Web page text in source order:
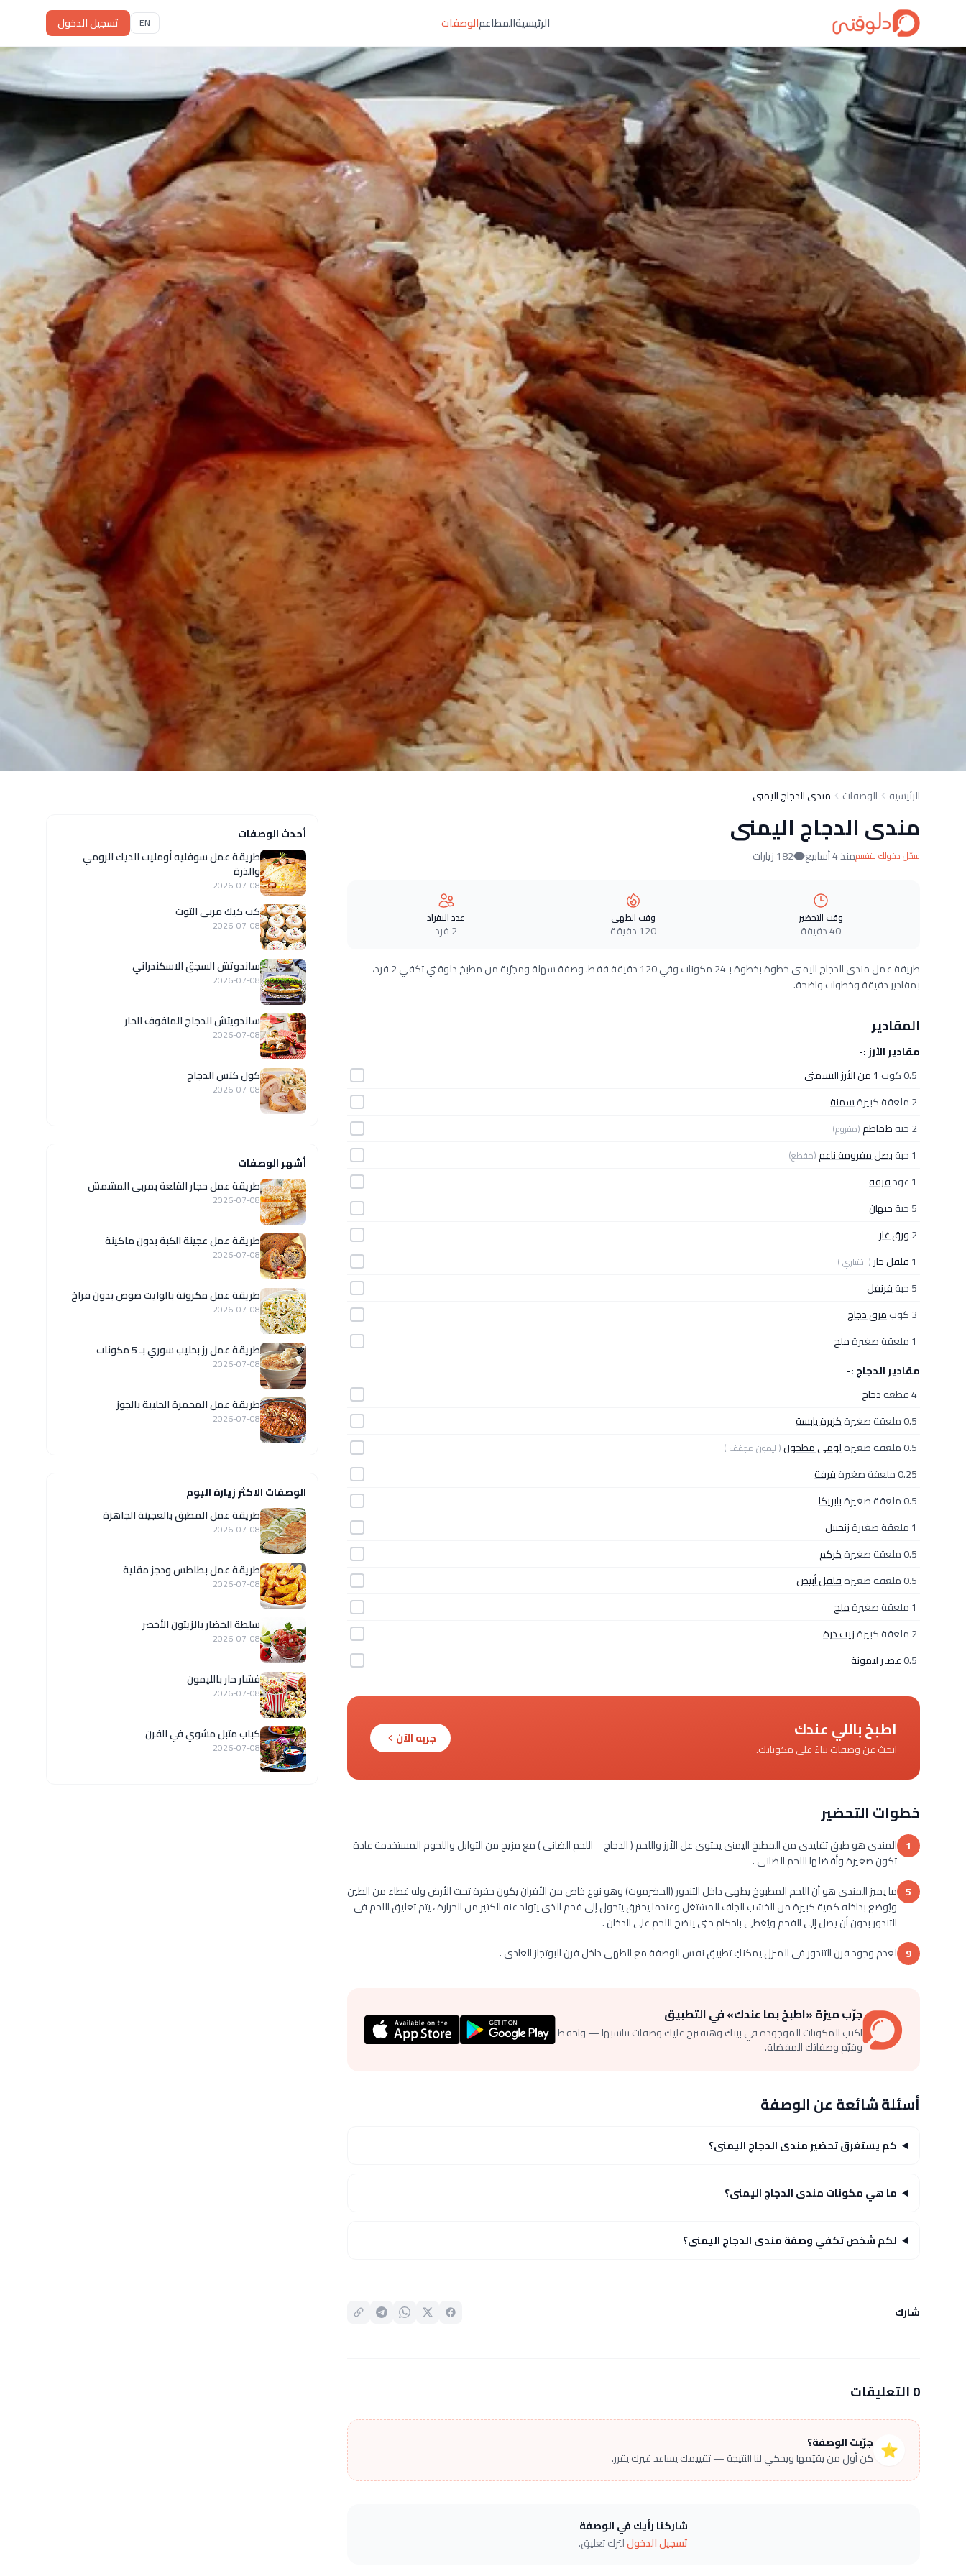
الرئيسيةالمطاعمالوصفات EN تسجيل الدخول
الرئيسية الوصفات مندى الدجاج اليمنى
مندى الدجاج اليمنى
سجّل دخولك للتقييممنذ 4 أسابيع 182 زيارات
وقت التحضير
40 دقيقة
وقت الطهي
120 دقيقة
عدد الافراد
2 فرد
طريقة عمل مندى الدجاج اليمنى خطوة بخطوة بـ24 مكونات وفي 120 دقيقة فقط. وصفة سهلة ومجرّبة من مطبخ دلوقتي تكفي 2 فرد،
بمقادير دقيقة وخطوات واضحة.
المقادير
مقادير الأرز :-
0.5 كوب
1 من الأرز البسمتى
2 ملعقة كبيرة
سمنة
2 حبة
طماطم(مفروم)
1 حبة بصل مفرومة ناعم(مقطع)
1 عود
قرفة
5 حبة
حبهان
2ورق غار
1فلفل حار ( اختياري )
5 حبة
قرنفل
3 كوب
مرق دجاج
1 ملعقة صغيرة
ملح
مقادير الدجاج :-
4 قطعة
دجاج
0.5 ملعقة صغيرة
كزبرة يابسة
0.5 ملعقة صغيرة
لومى مطحون( ليمون مجفف )
0.25 ملعقة صغيرة
قرفة
0.5 ملعقة صغيرة
بابريكا
1 ملعقة صغيرة
زنجبيل
0.5 ملعقة صغيرة
كركم
0.5 ملعقة صغيرة
فلفل أبيض
1 ملعقة صغيرة
ملح
2 ملعقة كبيرة
زيت ذرة
0.5عصير ليمونة
اطبخ باللي عندك
ابحث عن وصفات بناءً على مكوناتك.
جربه الآن
خطوات التحضير
1 المندى هو طبق تقليدى من المطبخ اليمنى يحتوى عل الأرز واللحم ( الدجاج – اللحم الضانى ) مع مزيج من التوابل واللحوم المستخدمة عادة
تكون صغيرة وأفضلها اللحم الضانى .
5 ما يميز المندى هو أن اللحم المطبوخ يطهى داخل التندور (الحضرموت) وهو نوع خاص من الأفران يكون حفرة تحت الأرض وله غطاء من الطين
ويُوضع بداخله كمية كبيرة من الخشب الجاف المشتغل وعندما يحترق يتحول إلى فحم الذى يتولد عنه الكثير من الحرارة ، يتم تعليق اللحم فى
التندور بدون أن يصل إلى الفحم ويُغطى باحكام حتى ينضج اللحم على الدخان .
9 لعدم وجود فرن التندور فى المنزل يمكنكِ تطبيق نفس الوصفة مع الطهى داخل فرن البوتجاز العادى .
جرّب ميزة «اطبخ بما عندك» في التطبيق
اكتب المكونات الموجودة في بيتك وهنقترح عليك وصفات تناسبها — واحفظ
وقيّم وصفاتك المفضلة.
أسئلة شائعة عن الوصفة
كم يستغرق تحضير مندى الدجاج اليمنى؟
ما هي مكونات مندى الدجاج اليمنى؟
لكم شخص تكفي وصفة مندى الدجاج اليمنى؟
شارك
0 التعليقات
⭐ جرّبت الوصفة؟
كن أول من يقيّمها ويحكي لنا النتيجة — تقييمك يساعد غيرك يقرر.
شاركنا رأيك في الوصفة
تسجيل الدخوللترك تعليق.
أحدث الوصفات
طريقة عمل سوفليه أومليت الديك الرومي
والذرة
2026-07-08
كب كيك مربى التوت
2026-07-08
ساندوتش السجق الاسكندراني
2026-07-08
ساندويتش الدجاج الملفوف الحار
2026-07-08
كول كتس الدجاج
2026-07-08
أشهر الوصفات
طريقة عمل حجار القلعة بمربى المشمش
2026-07-08
طريقة عمل عجينة الكبة بدون ماكينة
2026-07-08
طريقة عمل مكرونة بالوايت صوص بدون فراخ
2026-07-08
طريقة عمل رز بحليب سوري بـ 5 مكونات
2026-07-08
طريقة عمل المحمرة الحلبية بالجوز
2026-07-08
الوصفات الاكثر زيارة اليوم
طريقة عمل المطبق بالعجينة الجاهزة
2026-07-08
طريقة عمل بطاطس ودجز مقلية
2026-07-08
سلطة الخضار بالزيتون الأخضر
2026-07-08
فشار حار بالليمون
2026-07-08
كباب متبل مشوي في الفرن
2026-07-08